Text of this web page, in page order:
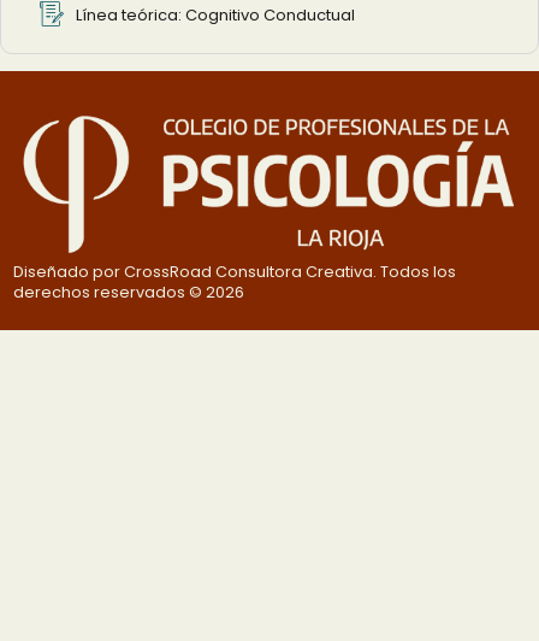
Línea teórica: Cognitivo Conductual
Diseñado por CrossRoad Consultora Creativa. Todos los
derechos reservados © 2026